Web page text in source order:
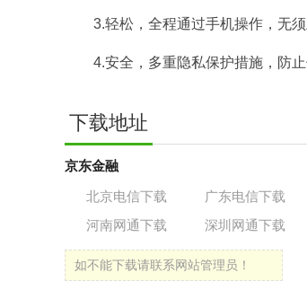
3.轻松，全程通过手机操作，无须
4.安全，多重隐私保护措施，防止
下载地址
京东金融
北京电信下载
广东电信下载
河南网通下载
深圳网通下载
如不能下载请联系网站管理员！